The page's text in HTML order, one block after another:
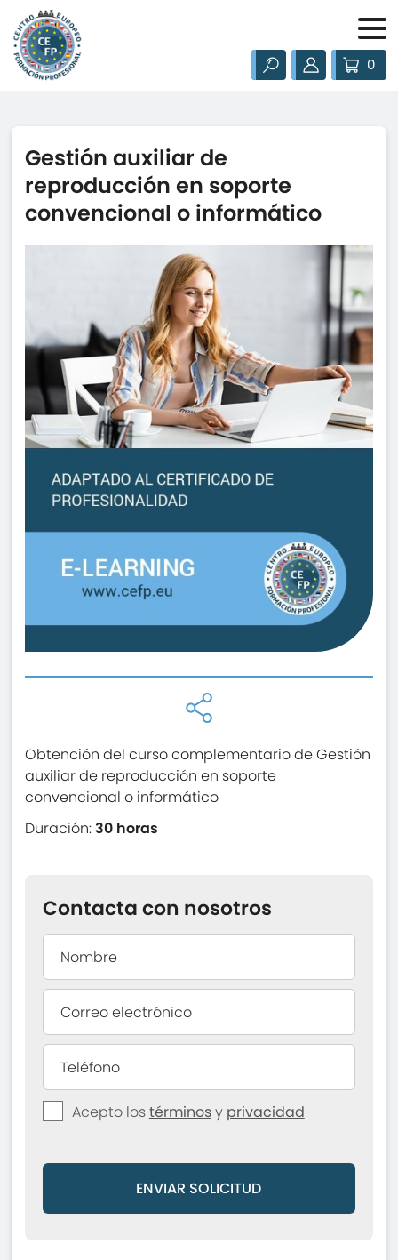
0
Gestión auxiliar de
reproducción en soporte
convencional o informático
Obtención del curso complementario de Gestión
auxiliar de reproducción en soporte
convencional o informático
Duración:30 horas
Contacta con nosotros
Acepto lostérminosy privacidad
ENVIAR SOLICITUD